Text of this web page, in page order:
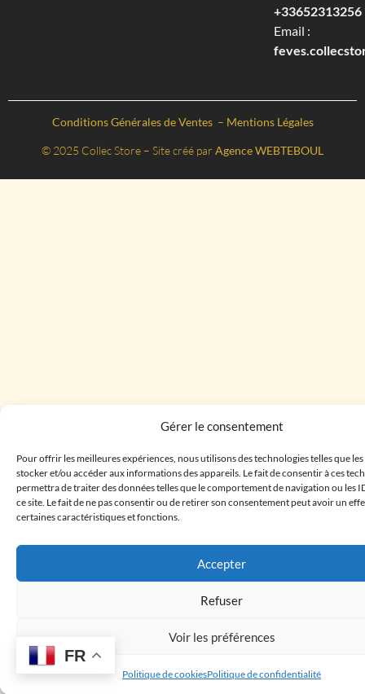
Gérer le consentement
Pour offrir les meilleures expériences, nous utilisons des technologies telles que
stocker et/ou accéder aux informations des appareils. Le fait de consentir à ces
permettra de traiter des données telles que le comportement de navigation ou les
ce site. Le fait de ne pas consentir ou de retirer son consentement peut avoir un
certaines caractéristiques et fonctions.
Accepter
Refuser
Voir les préférences
Politique de cookiesPolitique de confidentialité
+33652313256‬
Email :
Conditions Générales de Ventes – Mentions Légales
© 2025 Collec Store – Site créé par Agence WEBTEBOUL
FR